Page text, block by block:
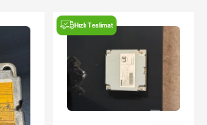
Hızlı Teslimat